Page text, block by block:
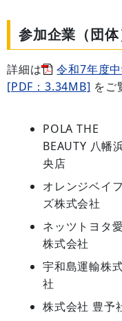
参加企業（団体
詳細は
令和7年度
[PDF：3.34MB] をご
POLA THE
BEAUTY 八幡
央店
オレンジベイ
ズ株式会社
ネッツトヨタ
株式会社
宇和島運輸株
社
株式会社 豊予